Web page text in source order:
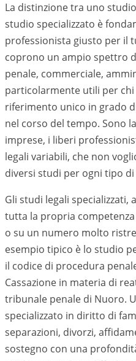
La distinzione tra uno
studio specializzato è
professionista giusto per il
coprono un ampio spettro
penale, commerciale,
particolarmente utili per
riferimento unico in grado
nel corso del tempo. Sono
imprese, i liberi
legali variabili, che non
diversi studi per ogni tipo
Gli studi legali
tutta la propria
o su un numero molto
esempio tipico è lo studio
il codice di procedura
Cassazione in materia di
tribunale penale di Nuoro.
specializzato in diritto di
separazioni, divorzi,
sostegno con una